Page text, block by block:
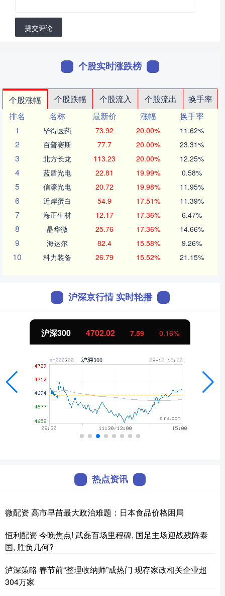
提交评论
个股实时涨跌榜
个股涨幅 个股跌幅 个股流入 个股流出
换手率
排名
名称 最新价 涨幅
换手率
1
毕得医药 73.92 20.00% 11.62%
2 百普赛斯 77.7 20.00% 23.31%
3 北方长龙 113.23 20.00% 12.25%
4 蓝盾光电 22.81 19.99% 0.58%
5 信濠光电 20.72 19.98% 11.95%
6 近岸蛋白 54.9 17.51% 11.39%
7 海正生材 12.17 17.36% 6.47%
8 晶华微 25.76 17.36% 14.66%
9 海达尔 82.4 15.58% 9.26%
10 科力装备 26.79 15.52% 21.15%
沪深京行情 实时轮播
北证50 1122.88 -11.37 -1.00%
热点资讯
微配资 高市早苗最大政治难题：日本食品价格困局
恒利配资 今晚焦点! 武磊百场里程碑, 国足主场迎战残阵泰
国, 胜负几何?
泸深策略 春节前“整理收纳师”成热门 现存家政相关企业超
304万家